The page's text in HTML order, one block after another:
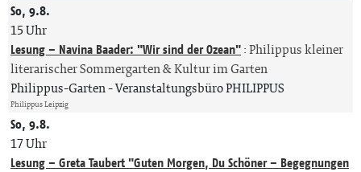
So, 9.8.
15 Uhr
Lesung – Navina Baader: "Wir sind der Ozean":Philippus kleiner
literarischer Sommergarten & Kultur im Garten
Philippus-Garten Veranstaltungsbüro PHILIPPUS
Philippus Leipzig
So, 9.8.
17 Uhr
Lesung – Greta Taubert "Guten Morgen, Du Schöner – Begegnungen